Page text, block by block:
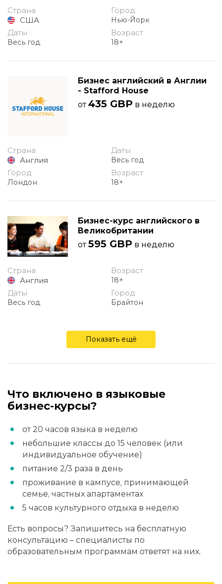
Страна
США
Город
Нью-Йорк
Даты
Весь год
Возраст
18+
Бизнес английский в Англии
- Stafford House
от435 GBP в неделю
Страна
Англия
Даты
Весь год
Город
Лондон
Возраст
18+
Бизнес-курс английского в
Великобритании
от595 GBP в неделю
Страна
Англия
Возраст
18+
Даты
Весь год
Город
Брайтон
Показать ещё
Что включено в языковые
бизнес-курсы?
от 20 часов языка в неделю
небольшие классы до 15 человек (или
индивидуальное обучение)
питание 2/3 раза в день
проживание в кампусе, принимающей
семье, частных апартаментах
5 часов культурного отдыха в неделю
Есть вопросы? Запишитесь на бесплатную
консультацию – специалисты по
образовательным программам ответят на них.